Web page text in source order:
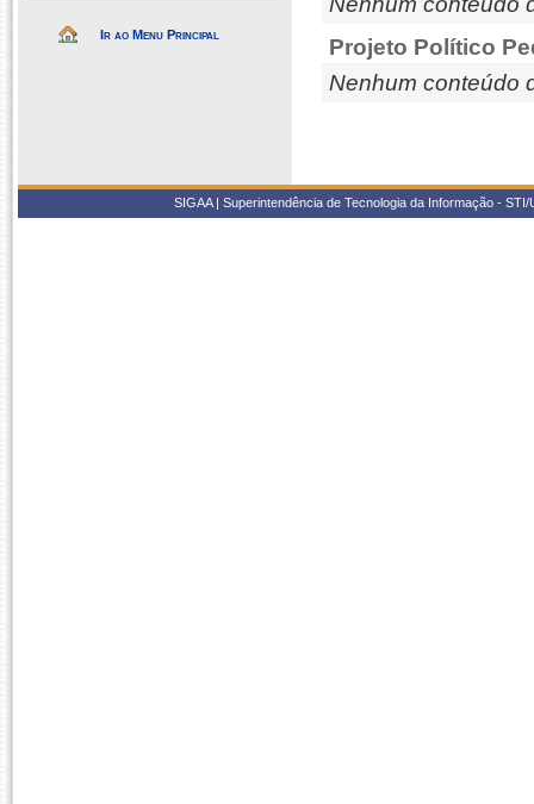
Ir ao Menu Principal
Projeto Político
Nenhum conteúdo
SIGAA | Superintendência de Tecnologia da Informação -